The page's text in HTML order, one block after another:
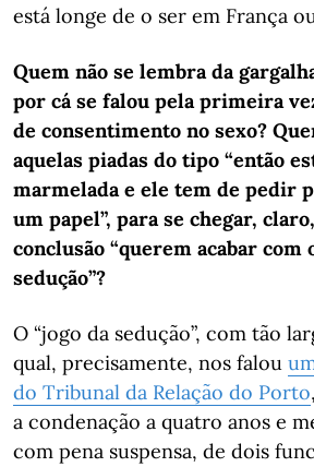
está longe de o ser em França
Quem não se lembra da
por cá se falou pela primeira
de consentimento no sexo?
aquelas piadas do tipo “então
marmelada e ele tem de pedir
um papel”, para se chegar,
conclusão “querem acabar com
sedução”?
O “jogo da sedução”, com tão
qual, precisamente, nos falou
do Tribunal da Relação do Porto
a condenação a quatro anos e
com pena suspensa, de dois